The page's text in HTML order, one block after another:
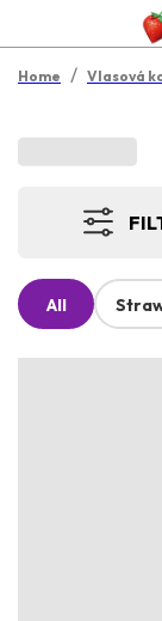
Home / Vlasová
All